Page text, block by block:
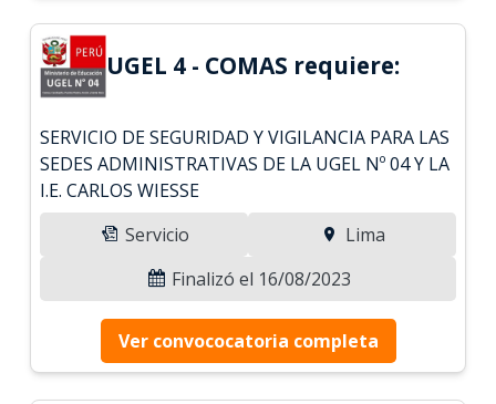
UGEL 4 - COMAS requiere:
SERVICIO DE SEGURIDAD Y VIGILANCIA PARA LAS
SEDES ADMINISTRATIVAS DE LA UGEL Nº 04 Y LA
I.E. CARLOS WIESSE
Servicio
Lima
Finalizó el 16/08/2023
Ver convococatoria completa